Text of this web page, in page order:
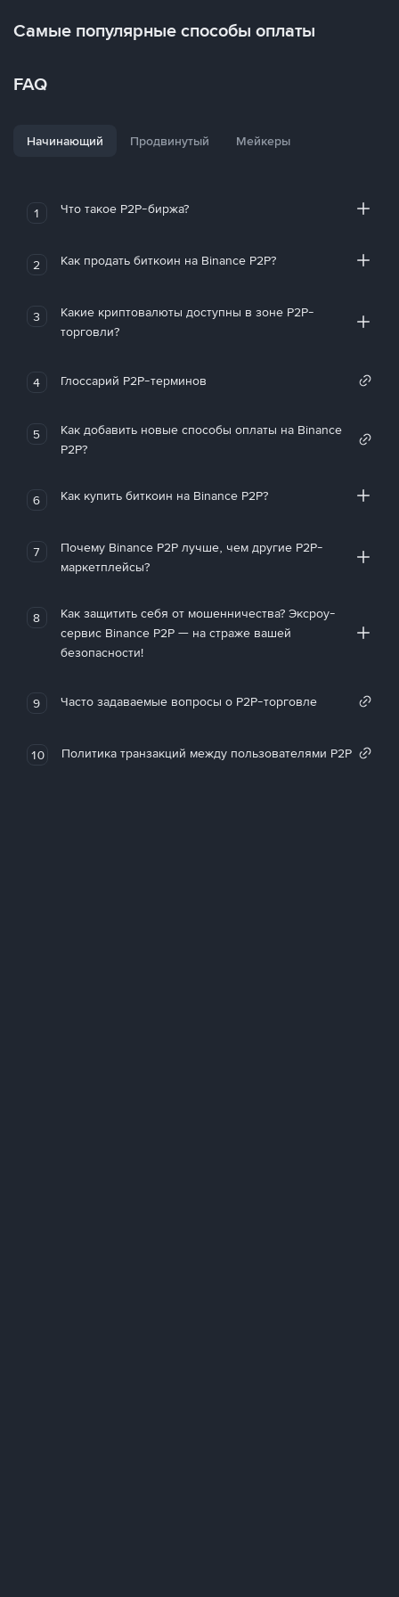
Самые популярные способы оплаты
FAQ
Начинающий Продвинутый Мейкеры
1 Что такое P2P-биржа?
2 Как продать биткоин на Binance P2P?
3
Какие криптовалюты доступны в зоне P2P-
торговли?
4 Глоссарий P2P-терминов
5
Как добавить новые способы оплаты на Binance
P2P?
6 Как купить биткоин на Binance P2P?
7
Почему Binance P2P лучше, чем другие P2P-
маркетплейсы?
8
Как защитить себя от мошенничества? Эксроу-
сервис Binance P2P — на страже вашей
безопасности!
9 Часто задаваемые вопросы о P2P-торговле
10 Политика транзакций между пользователями P2P